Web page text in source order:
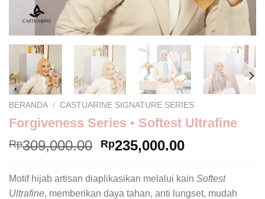
BERANDA / CASTUARINE SIGNATURE SERIES
Forgiveness Series • Softest Ultrafine
Rp309,000.00 Rp235,000.00
Motif hijab artisan diaplikasikan melalui kain Softest
Ultrafine, memberikan daya tahan, anti lungset, mudah